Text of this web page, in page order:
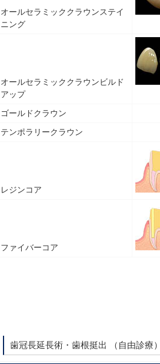
オールセラミッククラウンステイ
ニング
オールセラミッククラウンビルド
アップ
ゴールドクラウン
テンポラリークラウン
レジンコア
ファイバーコア
歯冠長延長術・歯根挺出 （自由診療）